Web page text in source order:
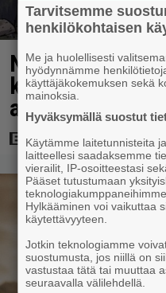
Nyt Netflixissä:
kiroileva
aikuisten
Tarvitsemme
henkilökohtaisen
Me ja huolellisesti
hyödynnämme
käyttäjäkokemuksen sekä
mainoksia.
Hyväksymällä suostut
Käytämme laitetunnisteita
laitteellesi saadaksemme
vierailit, IP-osoitteestasi
Pääset tutustumaan
Hylkääminen voi vaikuttaa
käytettävyyteen.
Jotkin teknologiamme
suostumusta, jos niillä on
vastustaa tätä tai muuttaa
seuraavalla välilehdellä.